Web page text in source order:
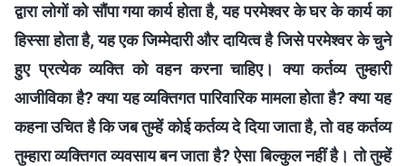
द्वारा लोगों को सौंपा गया कार्य होता है, यह परमेश्वर के घर के कार्य का
हिस्सा होता है, यह एक जिम्मेदारी और दायित्व है जिसे परमेश्वर के चुने
हुए प्रत्येक व्यक्ति को वहन करना चाहिए। क्या कर्तव्य तुम्हारी
आजीविका है? क्या यह व्यक्तिगत पारिवारिक मामला होता है? क्या यह
कहना उचित है कि जब तुम्हें कोई कर्तव्य दे दिया जाता है, तो वह कर्तव्य
तुम्हारा व्यक्तिगत व्यवसाय बन जाता है? ऐसा बिल्कुल नहीं है। तो तुम्हें